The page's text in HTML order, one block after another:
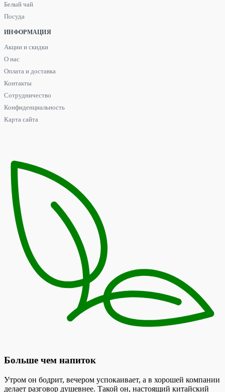
Белый чай
Посуда
ИНФОРМАЦИЯ
Акции и скидки
О нас
Оплата и доставка
Контакты
Сотрудничество
Конфиденциальность
Карта сайта
Больше чем напиток
Утром он бодрит, вечером успокаивает, а в хорошей компании
делает разговор душевнее. Такой он, настоящий китайский